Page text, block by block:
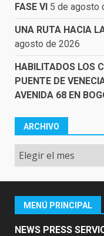
FASE VI 5 de agosto
UNA RUTA HACIA
agosto de 2026
HABILITADOS LOS
PUENTE DE
AVENIDA 68 EN
ARCHIVO
Archivo
MENÚ PRINCIPAL
NEWS PRESS